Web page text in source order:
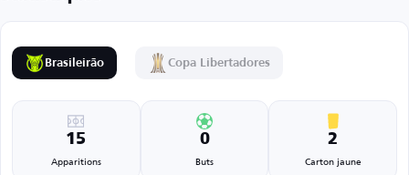
Brasileirão Copa Libertadores
15
Apparitions
0
Buts
2
Carton jaune